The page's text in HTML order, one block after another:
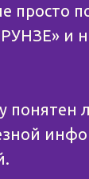
просто
и
понятен